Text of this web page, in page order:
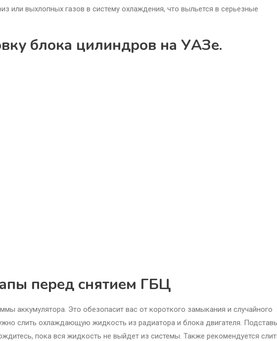
или выхлопных газов в систему охлаждения, что выльется в серьезные
блока цилиндров на УАЗе.
перед снятием ГБЦ
аккумулятора. Это обезопасит вас от короткого замыкания и случайного
слить охлаждающую жидкость из радиатора и блока двигателя.
пока вся жидкость не выйдет из системы. Также рекомендуется